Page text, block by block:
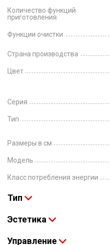
Количество функций
приготовления
Функции очистки
Страна производства
Цвет
Серия
Тип
Размеры в см
Модель
Класс потребления энергии
Тип
Эстетика
Управление